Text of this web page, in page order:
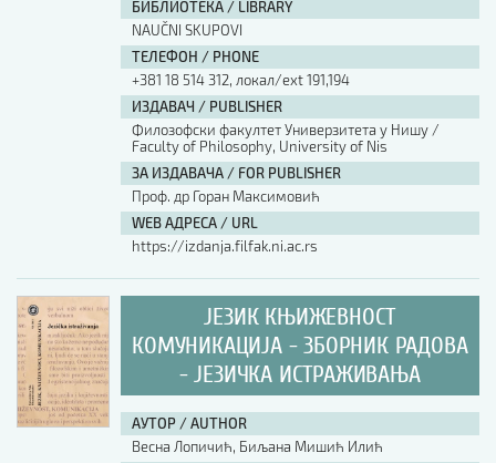
БИБЛИОТЕКА / LIBRARY
NAUČNI SKUPOVI
ТЕЛЕФОН / PHONE
+381 18 514 312, локал/ext 191,194
ИЗДАВАЧ / PUBLISHER
Филозофски факултет Универзитета у Нишу /
Faculty of Philosophy, University of Nis
ЗА ИЗДАВАЧА / FOR PUBLISHER
Проф. др Горан Максимовић
WEB АДРЕСА / URL
https://izdanja.filfak.ni.ac.rs
ЈЕЗИК КЊИЖЕВНОСТ
КОМУНИКАЦИЈА - ЗБОРНИК РАДОВА
- ЈЕЗИЧКА ИСТРАЖИВАЊА
АУТОР / AUTHOR
Весна Лопичић, Биљана Мишић Илић